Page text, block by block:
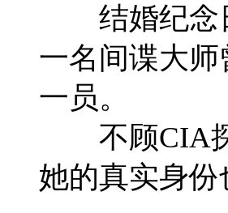
结婚纪念日
一名间谍大
一员。
不顾CIA探
她的真实身